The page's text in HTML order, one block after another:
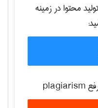
محتوا در زمینه